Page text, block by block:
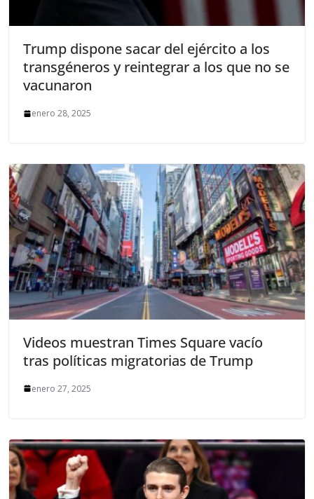
Trump dispone sacar del ejército a los
transgéneros y reintegrar a los que no se
vacunaron
enero 28, 2025
Videos muestran Times Square vacío
tras políticas migratorias de Trump
enero 27, 2025